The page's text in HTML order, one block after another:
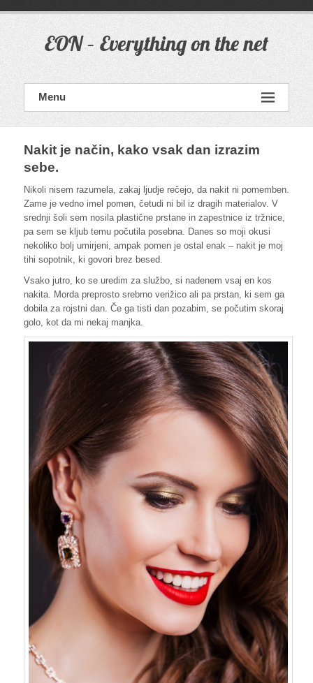
EON – Everything on the net
Menu
Nakit je način, kako vsak dan izrazim
sebe.
Nikoli nisem razumela, zakaj ljudje rečejo, da nakit ni pomemben.
Zame je vedno imel pomen, četudi ni bil iz dragih materialov. V
srednji šoli sem nosila plastične prstane in zapestnice iz tržnice,
pa sem se kljub temu počutila posebna. Danes so moji okusi
nekoliko bolj umirjeni, ampak pomen je ostal enak – nakit je moj
tihi sopotnik, ki govori brez besed.
Vsako jutro, ko se uredim za službo, si nadenem vsaj en kos
nakita. Morda preprosto srebrno verižico ali pa prstan, ki sem ga
dobila za rojstni dan. Če ga tisti dan pozabim, se počutim skoraj
golo, kot da mi nekaj manjka.